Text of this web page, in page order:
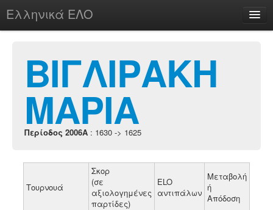
Ελληνικά ΕΛΟ
chesstu.be @ discord
Login
ΒΙΓΛΙΡΑΚΗ
ΜΑΡΙΑ
Περίοδος 2006A : 1630 -> 1625
Τουρνουά
Σκορ
(σε
αξιολογημένες
παρτίδες)
ELO
αντιπάλων
Μεταβολή
ή
Απόδοση